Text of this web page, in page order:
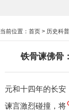
当前位置： 首页 > 历史科普
铁骨谏佛骨
元和十四年的长安
谏言激烈碰撞，将